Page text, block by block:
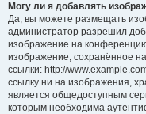
Могу ли я добавлять
Да, вы можете размещать
администратор разрешил
изображение на
изображение, сохранённое
ссылки: http://
ссылку ни на изображения,
является общедоступным
которым необходима